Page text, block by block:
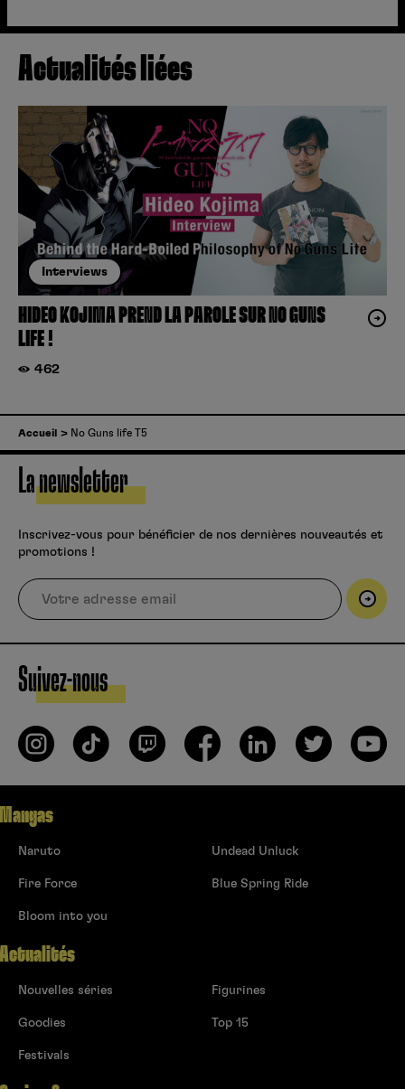
Actualités liées
Interviews
HIDEO KOJIMA PREND LA PAROLE SUR NO GUNS
LIFE !
462
Accueil No Guns life T5
La newsletter
Inscrivez-vous pour bénéficier de nos dernières nouveautés et
promotions !
Suivez-nous
Mangas
Naruto
Fire Force
Bloom into you
Undead Unluck
Blue Spring Ride
Actualités
Nouvelles séries
Goodies
Festivals
Figurines
Top 15